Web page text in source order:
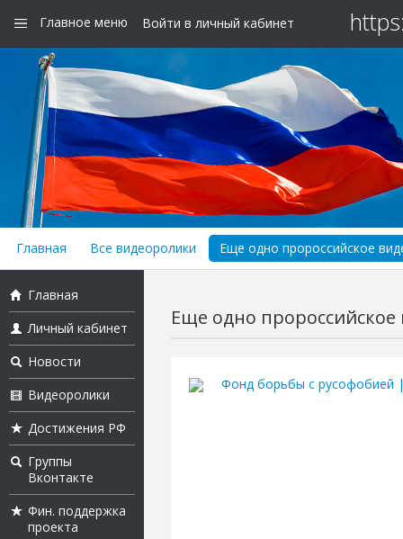
Главное меню Войти в личный кабинет
Главная Все видеоролики Еще одно пророссийское
Главная
Личный кабинет
Новости
Видеоролики
Достижения РФ
Группы
Вконтакте
Фин. поддержка
проекта
Еще одно пророссийское
Фонд борьбы с русофобией